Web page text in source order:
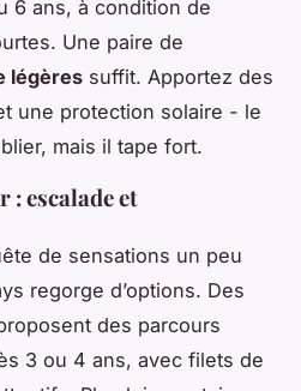
6 ans, à condition de
Une paire de
légères suffit. Apportez des
une protection solaire - le
mais il tape fort.
: escalade et
de sensations un peu
regorge d’options. Des
des parcours
3 ou 4 ans, avec filets de